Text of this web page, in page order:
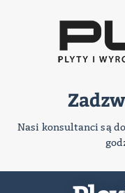
Nasi konsultanci są